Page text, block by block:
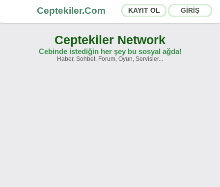
Ceptekiler.Com KAYIT OL GİRİŞ
Ceptekiler Network
Cebinde istediğin her şey bu sosyal ağda!
Haber, Sohbet, Forum, Oyun, Servisler...